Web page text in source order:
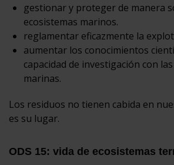
gestionar y proteger de manera
ecosistemas marinos.
reglamentar eficazmente la
aumentar los conocimientos
capacidad de investigación con
marinas.
Los residuos no tienen cabida en
es su lugar.
ODS 15: vida de ecosistemas